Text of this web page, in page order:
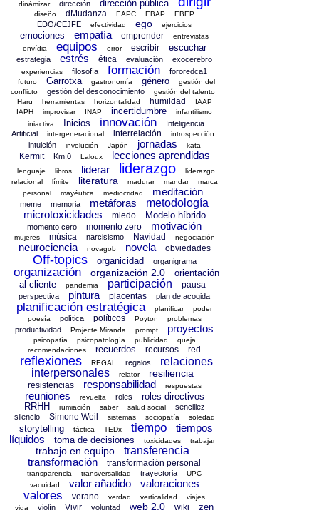
dinámizar dirección dirección pública
diseño dMudanza EAPC EBAP EBEP
EDO/CEJFE efectividad ego ejercicios
emociones empatía emprender
entrevistas
envídia
equipos error escribir escuchar
estrategia estrés ética evaluación exocerebro
experiencias filosofía formación fororedca1
futuro Garrotxa gastronomía género
gestión del
conflicto
gestión del desconocimiento
gestión del talento
Haru
herramientas horizontalidad humildad
IAAP
IAPH
improvisar INAP incertidumbre
infantilismo
iniactiva
Inicios innovación
Inteligencia
Artificial
intergeneracional interrelación introspección
intuición involución Japón jornadas kata
Kermit Km.0 Laloux lecciones aprendidas
lenguaje libros liderar liderazgo
liderazgo
relacional
límite literatura madurar mandar
marca
personal
mayéutica mediocridad meditación
meme memoria metáforas
metodología
microtoxicidades
miedo Modelo híbrido
momento cero momento zero motivación
mujeres música narcisismo Navidad negociación
neurociencia novagob novela obviedades
Off-topics organicidad organigrama
organización organización 2.0
orientación
al cliente
pandemia participación pausa
perspectiva pintura placentas plan de acogida
planificación estratégica planificar
poder
poesía
política políticos Poyton problemas
productividad Projecte Miranda prompt proyectos
psicopatía psicopatología publicidad
queja
recomendaciones
recuerdos recursos red
reflexiones REGAL regalos
relaciones
interpersonales
relator resiliencia
resistencias responsabilidad respuestas
reuniones revuelta roles
roles directivos
RRHH
rumiación saber salud social
sencillez
silencio
Simone Weil sistemas sociopatía soledad
storytelling táctica TEDx tiempo
tiempos
líquidos
toma de decisiones toxicidades trabajar
trabajo en equipo
transferencia
transformación
transformación personal
transparencia transversalidad trayectoria
UPC
vacuidad
valor añadido valoraciones
valores verano verdad verticalidad
viajes
vida
violín Vivir voluntad web 2.0 wiki zen